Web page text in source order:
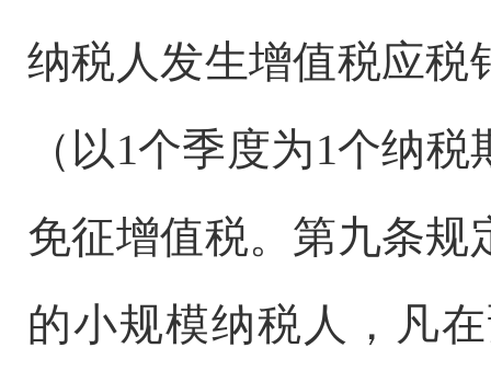
纳税人发生增值税应税
（以1个季度为1个纳
免征增值税。第九条规
的小规模纳税人，凡